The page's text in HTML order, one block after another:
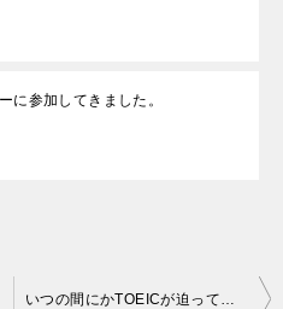
に参加してきました。